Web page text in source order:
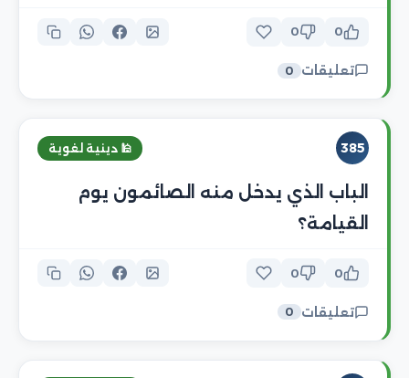
0
0
تعليقات 0
385 🕌 دينية لغوية
الباب الذي يدخل منه الصائمون يوم
القيامة؟
0
0
تعليقات 0